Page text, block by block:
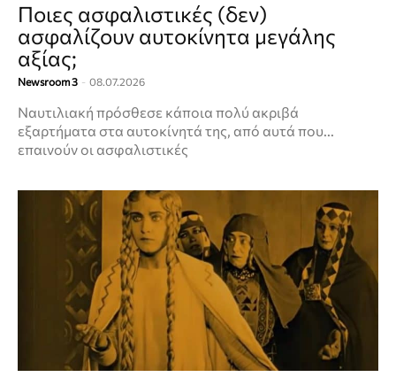
Ποιες ασφαλιστικές (δεν)
ασφαλίζουν αυτοκίνητα μεγάλης
αξίας;
Newsroom 3 - 08.07.2026
Ναυτιλιακή πρόσθεσε κάποια πολύ ακριβά
εξαρτήματα στα αυτοκίνητά της, από αυτά που...
επαινούν οι ασφαλιστικές